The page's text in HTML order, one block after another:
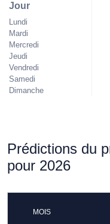
Jour
Lundi
Mardi
Mercredi
Jeudi
Vendredi
Samedi
Dimanche
Prédictions du
pour 2026
MOIS